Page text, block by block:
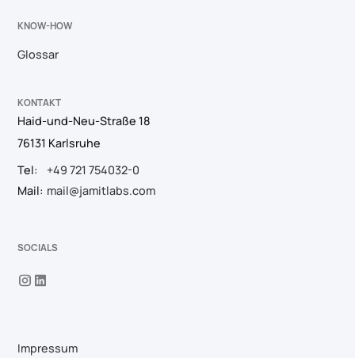
KNOW-HOW
Glossar
KONTAKT
Haid-und-Neu-Straße 18
76131 Karlsruhe
Tel:
+49 721 754032-0
Mail: mail@jamitlabs.com
SOCIALS
Impressum